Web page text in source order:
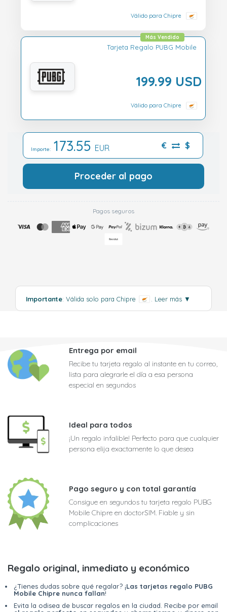
Válido para Chipre
Tarjeta Regalo PUBG Mobile
199.99 USD
Más Vendido
Válido para Chipre
Importe: 173.55 EUR € $
Proceder al pago
Pagos seguros
Importante: Válida solo para Chipre Leer más ▼
Entrega por email
Recibe tu tarjeta regalo al instante en tu correo,
lista para alegrarle el día a esa persona
especial en segundos
Ideal para todos
¡Un regalo infalible! Perfecto para que cualquier
persona elija exactamente lo que desea
Pago seguro y con total garantía
Consigue en segundos tu tarjeta regalo PUBG
Mobile Chipre en doctorSIM. Fiable y sin
complicaciones
Regalo original, inmediato y económico
¿Tienes dudas sobre qué regalar? ¡Las tarjetas regalo PUBG
Mobile Chipre nunca fallan!
Evita la odisea de buscar regalos en la ciudad. Recibe por email